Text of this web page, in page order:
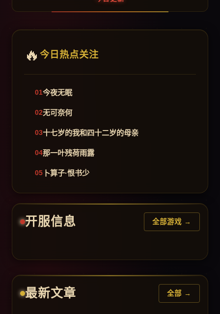
今日热点关注
今夜无眠
无可奈何
十七岁的我和四十二岁的母亲
那一叶残荷雨露
卜算子·恨书少
开服信息 全部游戏 →
最新文章 全部 →